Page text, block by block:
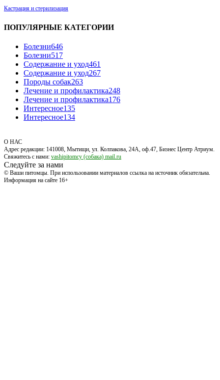
Кастрация и стерилизация
ПОПУЛЯРНЫЕ КАТЕГОРИИ
Болезни646
Болезни517
Содержание и уход461
Содержание и уход267
Породы собак263
Лечение и профилактика248
Лечение и профилактика176
Интересное135
Интересное134
О НАС
Адрес редакции: 141008, Мытищи, ул. Колпакова, 24А, оф.47, Бизнес Центр Атриум.
Свяжитесь с нами: vashipitomcy (собака) mail.ru
Следуйте за нами
© Ваши питомцы. При использовании материалов ссылка на источник обязательна.
Информация на сайте 16+